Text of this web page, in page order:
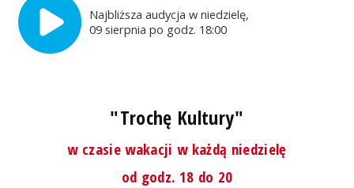
Najbliższa audycja w niedzielę,
09 sierpnia po godz. 18:00
"Trochę Kultury"
w czasie wakacji w każdą niedzielę
od godz. 18 do 20